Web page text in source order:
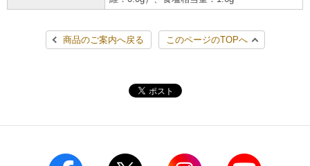
オンラインフォトサービス
データで見るセブン‐イレブン
English (Services)
中文[繁體字](服務)商品のご案内へ戻る このページのTOPへ